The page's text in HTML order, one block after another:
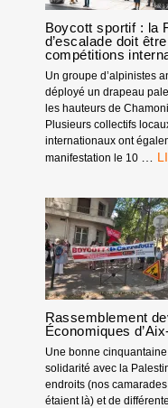
LE
DÉBUT
DE
L’ANNÉE
2026
Boycott sportif : la
d’escalade doit
compétitions
Un groupe d’alpinistes
déployé un drapeau
les hauteurs de
Plusieurs collectifs
internationaux ont
manifestation le 10 …
LA
!
Rassemblement
Économiques
Une bonne
solidarité avec la
endroits (nos camarades
étaient là) et de